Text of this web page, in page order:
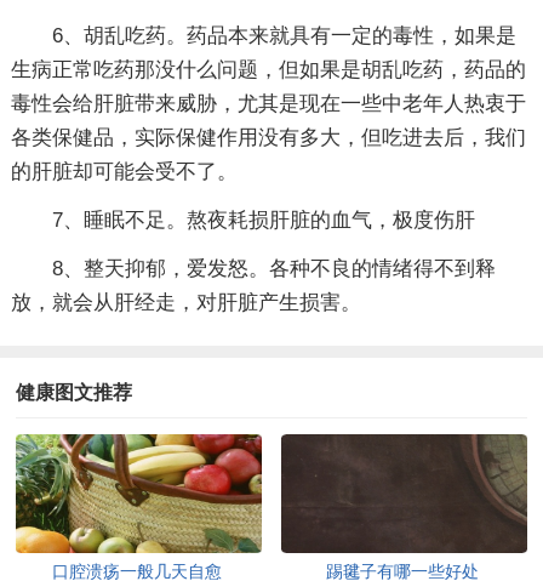
6、胡乱吃药。药品本来就具有一定的毒性，如果是
生病正常吃药那没什么问题，但如果是胡乱吃药，药品的
毒性会给肝脏带来威胁，尤其是现在一些中老年人热衷于
各类保健品，实际保健作用没有多大，但吃进去后，我们
的肝脏却可能会受不了。
7、睡眠不足。熬夜耗损肝脏的血气，极度伤肝
8、整天抑郁，爱发怒。各种不良的情绪得不到释
放，就会从肝经走，对肝脏产生损害。
健康图文推荐
口腔溃疡一般几天自愈 踢毽子有哪一些好处